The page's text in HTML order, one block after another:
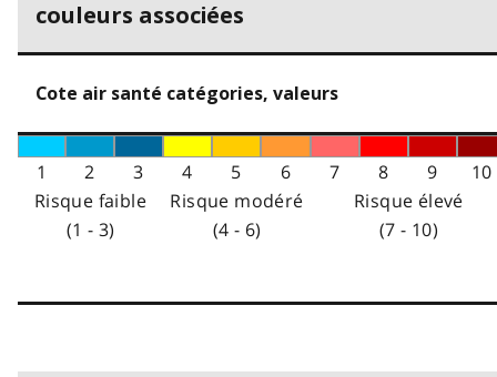
couleurs associées
Cote air santé catégories, valeurs
1 2 3 4 5 6 7 8 9
10
Risque faible
(1 - 3)
Risque modéré
(4 - 6)
Risque élevé
(7 - 10)